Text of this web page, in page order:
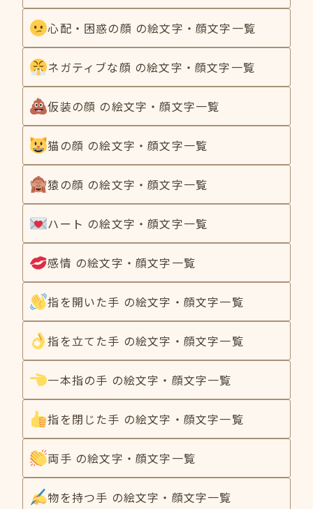
心配・困惑の顔 の絵文字・顔文字一覧
ネガティブな顔 の絵文字・顔文字一覧
仮装の顔 の絵文字・顔文字一覧
猫の顔 の絵文字・顔文字一覧
猿の顔 の絵文字・顔文字一覧
ハート の絵文字・顔文字一覧
感情 の絵文字・顔文字一覧
指を開いた手 の絵文字・顔文字一覧
指を立てた手 の絵文字・顔文字一覧
一本指の手 の絵文字・顔文字一覧
指を閉じた手 の絵文字・顔文字一覧
両手 の絵文字・顔文字一覧
物を持つ手 の絵文字・顔文字一覧